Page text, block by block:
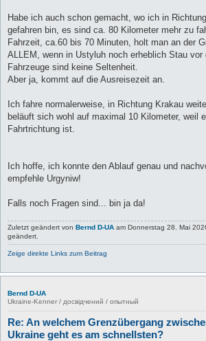
Habe ich auch schon gemacht, wo ich in
gefahren bin, es sind ca. 80 Kilometer mehr zu
Fahrzeit, ca.60 bis 70 Minuten, holt man an der
ALLEM, wenn in Ustyluh noch erheblich Stau vor
Fahrzeuge sind keine Seltenheit.
Aber ja, kommt auf die Ausreisezeit an.
Ich fahre normalerweise, in Richtung Krakau
beläuft sich wohl auf maximal 10 Kilometer, weil
Fahrtrichtung ist.
Ich hoffe, ich konnte den Ablauf genau und
empfehle Urgyniw!
Falls noch Fragen sind... bin ja da!
Zuletzt geändert von Bernd D-UA am Donnerstag 28. Mai
geändert.
Zeige direkte Links zum Beitrag
Bernd D-UA
Ukraine-Kenner / досвідчений / опытный
Re: An welchem Grenzübergang
Ukraine geht es am schnellsten?